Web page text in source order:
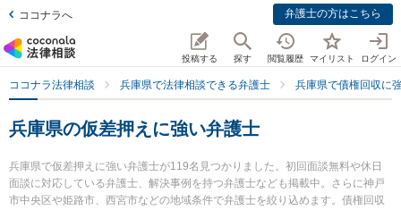
ココナラへ 弁護士の方はこちら
投稿する 探す 閲覧履歴 マイリスト ログイン
ココナラ法律相談 兵庫県で法律相談できる弁護士 兵庫県で債権回収に
兵庫県の仮差押えに強い弁護士
兵庫県で仮差押えに強い弁護士が119名見つかりました。初回面談無料や休日
面談に対応している弁護士、解決事例を持つ弁護士なども掲載中。さらに神戸
市中央区や姫路市、西宮市などの地域条件で弁護士を絞り込めます。債権回収